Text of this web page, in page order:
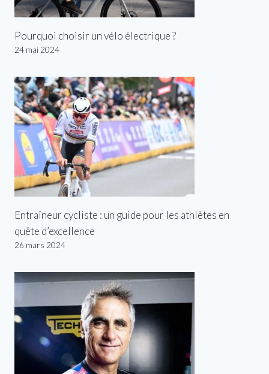
Pourquoi choisir un vélo électrique ?
24 mai 2024
Entraîneur cycliste : un guide pour les athlètes en
quête d’excellence
26 mars 2024